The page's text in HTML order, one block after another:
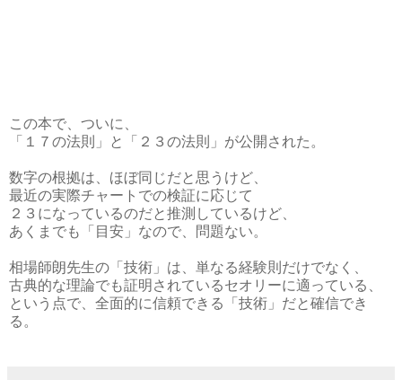
この本で、ついに、
「１７の法則」と「２３の法則」が公開された。
数字の根拠は、ほぼ同じだと思うけど、
最近の実際チャートでの検証に応じて
２３になっているのだと推測しているけど、
あくまでも「目安」なので、問題ない。
相場師朗先生の「技術」は、単なる経験則だけでなく、
古典的な理論でも証明されているセオリーに適っている、
という点で、全面的に信頼できる「技術」だと確信でき
る。